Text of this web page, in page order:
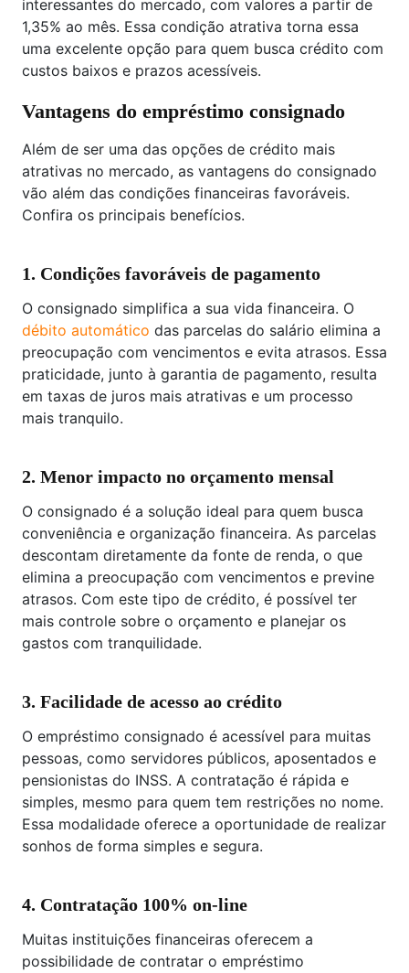
interessantes do mercado, com valores a partir de
1,35% ao mês. Essa condição atrativa torna essa
uma excelente opção para quem busca crédito com
custos baixos e prazos acessíveis.
Vantagens do empréstimo consignado
Além de ser uma das opções de crédito mais
atrativas no mercado, as vantagens do consignado
vão além das condições financeiras favoráveis.
Confira os principais benefícios.
1. Condições favoráveis de pagamento
O consignado simplifica a sua vida financeira. O
débito automático das parcelas do salário elimina a
preocupação com vencimentos e evita atrasos. Essa
praticidade, junto à garantia de pagamento, resulta
em taxas de juros mais atrativas e um processo
mais tranquilo.
2. Menor impacto no orçamento mensal
O consignado é a solução ideal para quem busca
conveniência e organização financeira. As parcelas
descontam diretamente da fonte de renda, o que
elimina a preocupação com vencimentos e previne
atrasos. Com este tipo de crédito, é possível ter
mais controle sobre o orçamento e planejar os
gastos com tranquilidade.
3. Facilidade de acesso ao crédito
O empréstimo consignado é acessível para muitas
pessoas, como servidores públicos, aposentados e
pensionistas do INSS. A contratação é rápida e
simples, mesmo para quem tem restrições no nome.
Essa modalidade oferece a oportunidade de realizar
sonhos de forma simples e segura.
4. Contratação 100% on-line
Muitas instituições financeiras oferecem a
possibilidade de contratar o empréstimo